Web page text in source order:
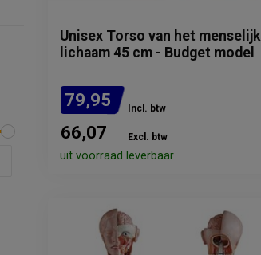
Unisex Torso van het menselijk
lichaam 45 cm - Budget model
79,95 Incl. btw
66,07 Excl. btw
uit voorraad leverbaar